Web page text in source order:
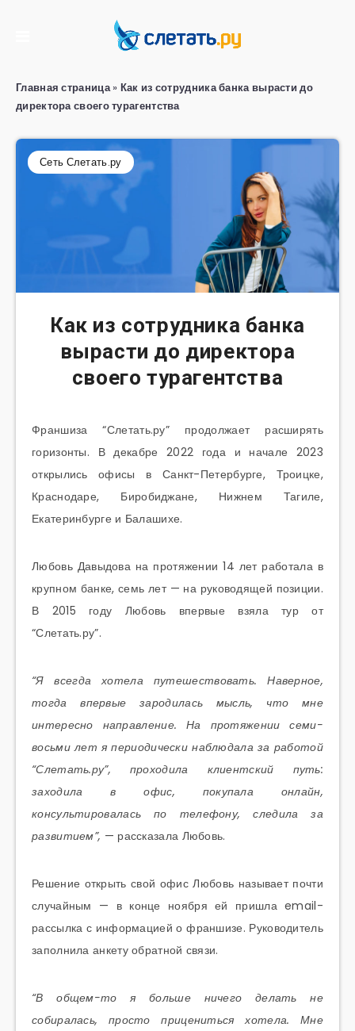
Главная страница» Как из сотрудника банка вырасти до
директора своего турагентства
Сеть Слетать.ру
Как из сотрудника банка
вырасти до директора
своего турагентства
Франшиза “Слетать.ру” продолжает расширять
горизонты. В декабре 2022 года и начале 2023
открылись офисы в Санкт-Петербурге, Троицке,
Краснодаре, Биробиджане, Нижнем Тагиле,
Екатеринбурге и Балашихе.
Любовь Давыдова на протяжении 14 лет работала в
крупном банке, семь лет — на руководящей позиции.
В 2015 году Любовь впервые взяла тур от
“Слетать.ру”.
“Я всегда хотела путешествовать. Наверное,
тогда впервые зародилась мысль, что мне
интересно направление. На протяжении семи-
восьми лет я периодически наблюдала за работой
“Слетать.ру”, проходила клиентский путь:
заходила в офис, покупала онлайн,
консультировалась по телефону, следила за
развитием”, — рассказала Любовь.
Решение открыть свой офис Любовь называет почти
случайным — в конце ноября ей пришла email-
рассылка с информацией о франшизе. Руководитель
заполнила анкету обратной связи.
“В общем-то я больше ничего делать не
собиралась, просто прицениться хотела. Мне